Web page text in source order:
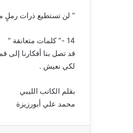
” لن تستطيع ذرات رملٍ
14 -” كلمات متعانقة “
قد تصل بنا أفكارنا إلى
لكي نعيش .
بقلم الكاتب الليبي
محمد علي أبورزيزة